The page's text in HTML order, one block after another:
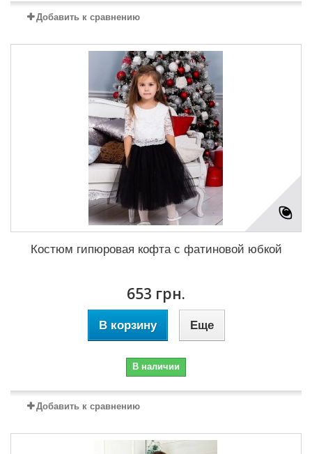
Добавить к сравнению
Костюм гипюровая кофта с фатиновой юбкой
653 грн.
В корзину Еще
В наличии
Добавить к сравнению